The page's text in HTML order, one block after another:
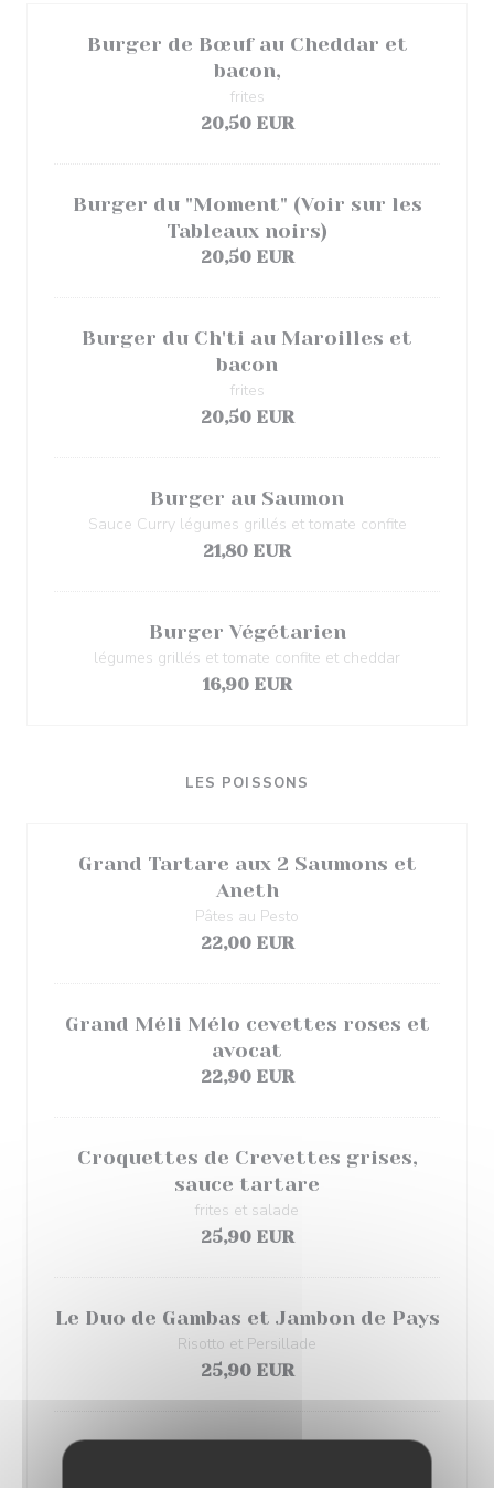
Burger de Bœuf au Cheddar et
bacon,
frites
20,50 EUR
Burger du "Moment" (Voir sur les
Tableaux noirs)
20,50 EUR
Burger du Ch'ti au Maroilles et
bacon
frites
20,50 EUR
Burger au Saumon
Sauce Curry légumes grillés et tomate confite
21,80 EUR
Burger Végétarien
légumes grillés et tomate confite et cheddar
16,90 EUR
LES POISSONS
Grand Tartare aux 2 Saumons et
Aneth
Pâtes au Pesto
22,00 EUR
Grand Méli Mélo cevettes roses et
avocat
22,90 EUR
Croquettes de Crevettes grises,
sauce tartare
frites et salade
25,90 EUR
Le Duo de Gambas et Jambon de Pays
Risotto et Persillade
25,90 EUR